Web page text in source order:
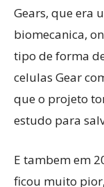
Gears, que era
biomecanica,
tipo de forma
celulas Gear
que o projeto
estudo para
E tambem em
ficou muito